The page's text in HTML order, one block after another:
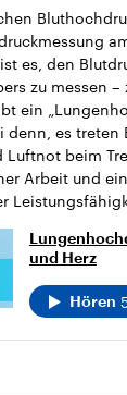
es, den
zu messen
ein
denn, es treten
Luftnot beim
Arbeit und
und Herz
Hören